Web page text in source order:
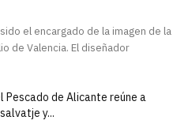
el encargado de la imagen de la
de Valencia. El diseñador
Pescado de Alicante reúne a
y...